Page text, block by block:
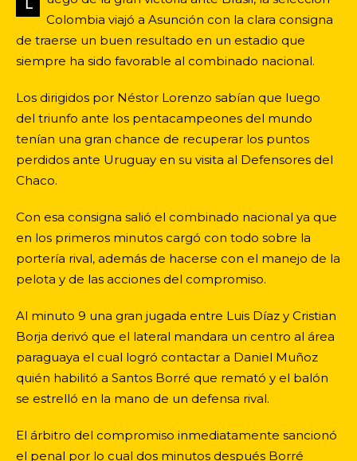
L
Colombia viajó a Asunción con la clara consigna
de traerse un buen resultado en un estadio que
siempre ha sido favorable al combinado nacional.
Los dirigidos por Néstor Lorenzo sabían que luego
del triunfo ante los pentacampeones del mundo
tenían una gran chance de recuperar los puntos
perdidos ante Uruguay en su visita al Defensores del
Chaco.
Con esa consigna salió el combinado nacional ya que
en los primeros minutos cargó con todo sobre la
portería rival, además de hacerse con el manejo de la
pelota y de las acciones del compromiso.
Al minuto 9 una gran jugada entre Luis Díaz y Cristian
Borja derivó que el lateral mandara un centro al área
paraguaya el cual logró contactar a Daniel Muñoz
quién habilitó a Santos Borré que remató y el balón
se estrelló en la mano de un defensa rival.
El árbitro del compromiso inmediatamente sancionó
el penal por lo cual dos minutos después Borré